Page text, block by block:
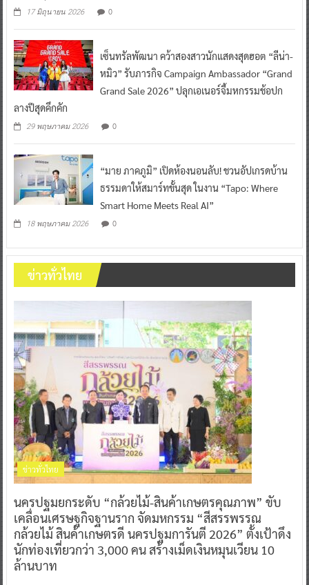
17 มิถุนายน 2026 0
เซ็นทรัลพัฒนา คว้าสองสาวนักแสดงสุดฮอต “ลีน่า-
หมิว” รับภารกิจ Campaign Ambassador “Grand
Grand Sale 2026” ปลุกเอเนอร์จี้มหกรรมช้อปก
ลางปีสุดคึกคัก
29 พฤษภาคม 2026 0
“มาย ภาคภูมิ” เปิดห้องนอนลับ! ชวนอัปเกรดบ้าน
ธรรมดาให้สมาร์ทขั้นสุด ในงาน “Tapo: Where
Smart Home Meets Real AI”
18 พฤษภาคม 2026 0
ข่าวทั่วไทย
ข่าวทั่วไทย
นครปฐมยกระดับ “กล้วยไม้-สินค้าเกษตรคุณภาพ” ขับ
เคลื่อนเศรษฐกิจฐานราก จัดมหกรรม “สีสรรพรรณ
กล้วยไม้ สินค้าเกษตรดี นครปฐมการันตี 2026” ตั้งเป้าดึง
นักท่องเที่ยวกว่า 3,000 คน สร้างเม็ดเงินหมุนเวียน 10
ล้านบาท